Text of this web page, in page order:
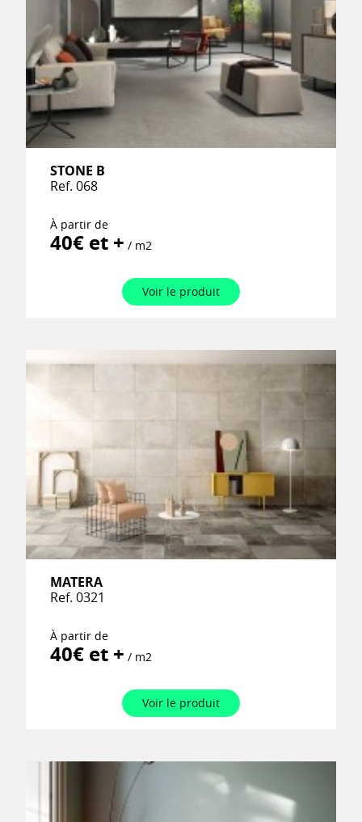
STONE B
Ref. 068
À partir de
40€ et + / m2
Voir le produit
MATERA
Ref. 0321
À partir de
40€ et + / m2
Voir le produit